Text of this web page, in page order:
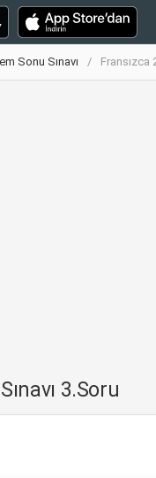
Sonu Sınavı Fransızca
3.Soru